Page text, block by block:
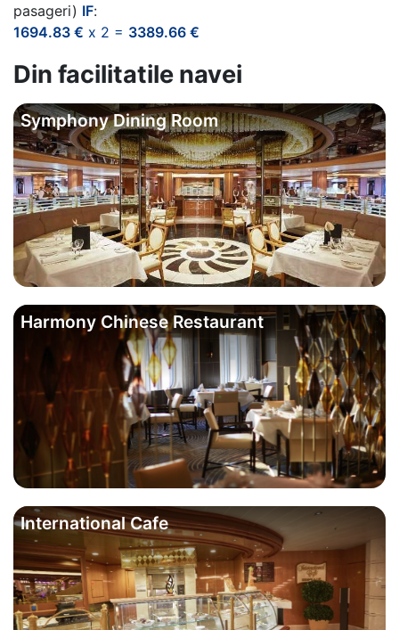
pasageri) IF:
1694.83 € x 2 = 3389.66 €
Din facilitatile navei
Symphony Dining Room
Harmony Chinese Restaurant
International Cafe